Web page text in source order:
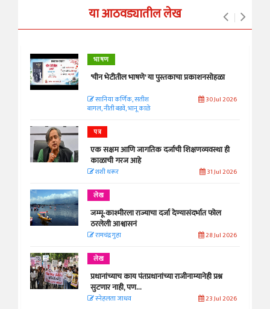
या आठवड्यातील लेख
भाषण
'चीन भेटीतील भाषणे' या पुस्तकाचा प्रकाशनसोहळा
सानिया कर्णिक, सतीश
बागल, नीती बडवे, भानू काळे
30 Jul 2026
पत्र
एक सक्षम आणि जागतिक दर्जाची शिक्षणव्यवस्था ही
काळाची गरज आहे
शशी थरूर 31 Jul 2026
लेख
जम्मू-काश्मीरला राज्याचा दर्जा देण्यासंदर्भात फोल
ठरलेली आश्वासनं
रामचंद्र गुहा 28 Jul 2026
लेख
प्रधानांच्याच काय पंतप्रधानांच्या राजीनाम्यानेही प्रश्न
सुटणार नाही, पण...
स्नेहलता जाधव 23 Jul 2026